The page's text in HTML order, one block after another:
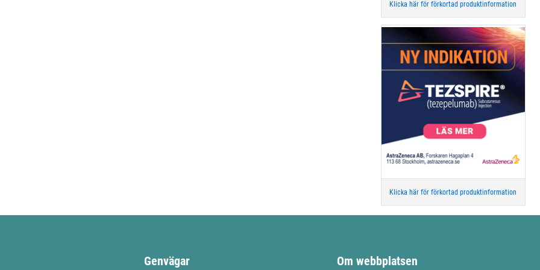
Klicka här för förkortad produktinformation
Klicka här för förkortad produktinformation
Genvägar Om webbplatsen